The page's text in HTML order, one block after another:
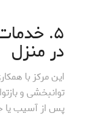
۵.
در منزل
این مرکز با
توانبخشی و
پس از آسیب یا